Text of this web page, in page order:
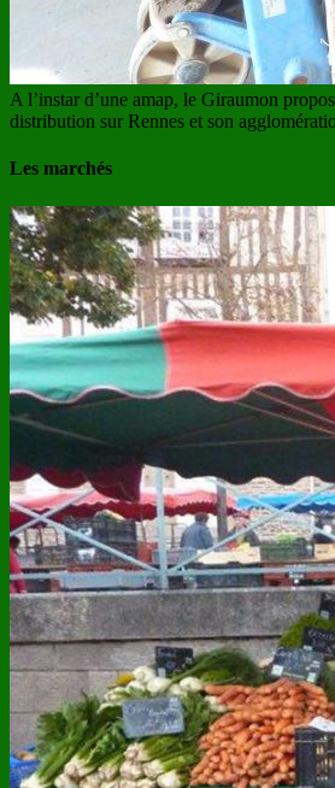
A l’instar d’une amap, le Giraumon
distribution sur Rennes et son
Les marchés